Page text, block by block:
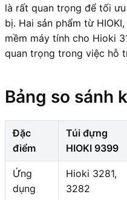
là rất quan trọng để tối
bị. Hai sản phẩm từ
mềm máy tính cho Hioki
quan trọng trong việc hỗ
Bảng so sánh
Đặc
điểm
Túi đựng
HIOKI 9399
Ứng
dụng
Hioki 3281,
3282